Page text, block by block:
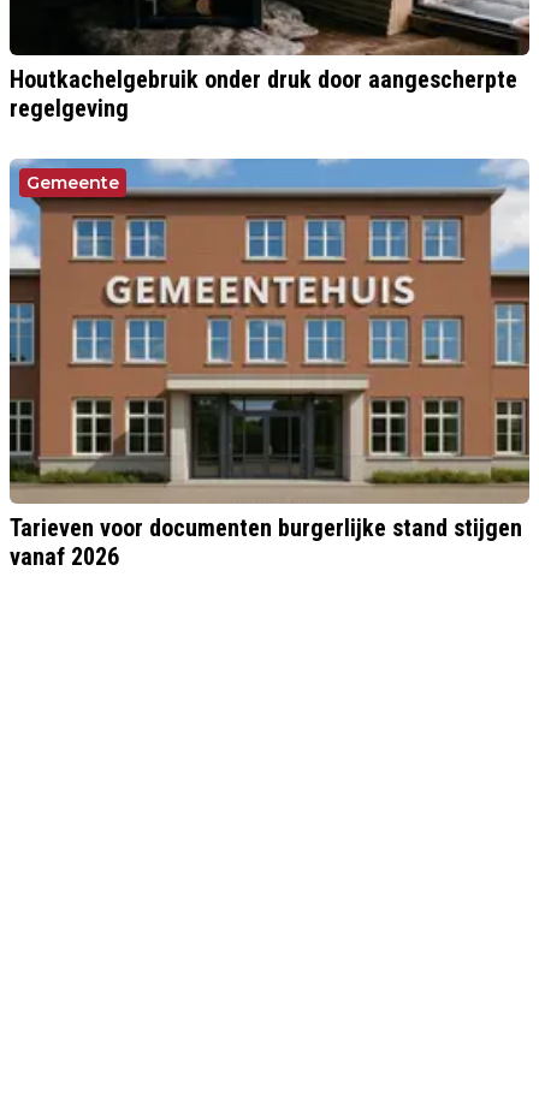
Houtkachelgebruik onder druk door aangescherpte
regelgeving
Gemeente
Tarieven voor documenten burgerlijke stand stijgen
vanaf 2026